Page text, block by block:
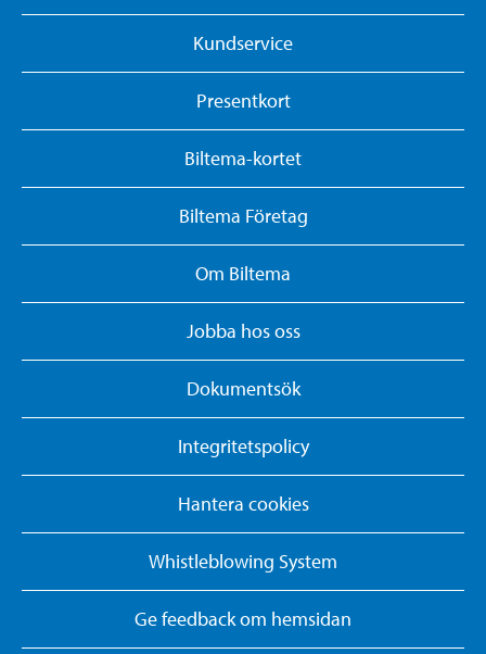
Kundservice
Presentkort
Biltema-kortet
Biltema Företag
Om Biltema
Jobba hos oss
Dokumentsök
Integritetspolicy
Hantera cookies
Whistleblowing System
Ge feedback om hemsidan